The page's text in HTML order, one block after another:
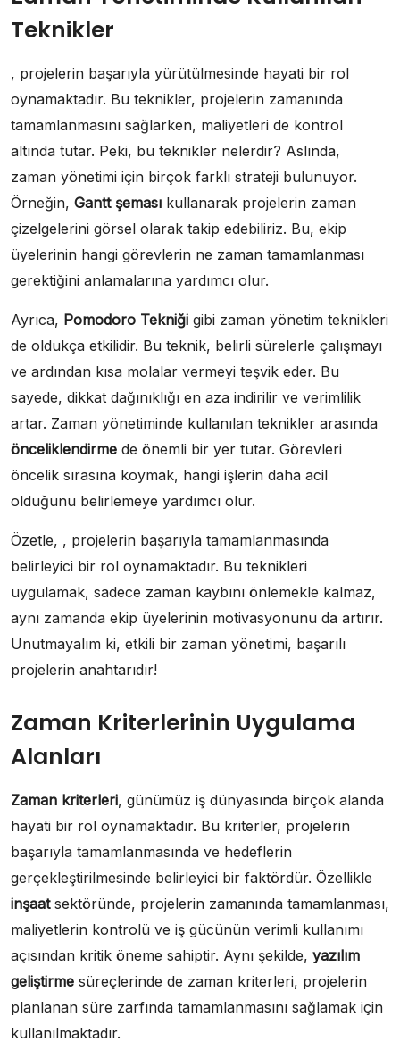
Teknikler
, projelerin başarıyla yürütülmesinde hayati bir rol
oynamaktadır. Bu teknikler, projelerin zamanında
tamamlanmasını sağlarken, maliyetleri de kontrol
altında tutar. Peki, bu teknikler nelerdir? Aslında,
zaman yönetimi için birçok farklı strateji bulunuyor.
Örneğin, Gantt şeması kullanarak projelerin zaman
çizelgelerini görsel olarak takip edebiliriz. Bu, ekip
üyelerinin hangi görevlerin ne zaman tamamlanması
gerektiğini anlamalarına yardımcı olur.
Ayrıca, Pomodoro Tekniği gibi zaman yönetim teknikleri
de oldukça etkilidir. Bu teknik, belirli sürelerle çalışmayı
ve ardından kısa molalar vermeyi teşvik eder. Bu
sayede, dikkat dağınıklığı en aza indirilir ve verimlilik
artar. Zaman yönetiminde kullanılan teknikler arasında
önceliklendirme de önemli bir yer tutar. Görevleri
öncelik sırasına koymak, hangi işlerin daha acil
olduğunu belirlemeye yardımcı olur.
Özetle, , projelerin başarıyla tamamlanmasında
belirleyici bir rol oynamaktadır. Bu teknikleri
uygulamak, sadece zaman kaybını önlemekle kalmaz,
aynı zamanda ekip üyelerinin motivasyonunu da artırır.
Unutmayalım ki, etkili bir zaman yönetimi, başarılı
projelerin anahtarıdır!
Zaman Kriterlerinin Uygulama
Alanları
Zaman kriterleri, günümüz iş dünyasında birçok alanda
hayati bir rol oynamaktadır. Bu kriterler, projelerin
başarıyla tamamlanmasında ve hedeflerin
gerçekleştirilmesinde belirleyici bir faktördür. Özellikle
inşaatsektöründe, projelerin zamanında tamamlanması,
maliyetlerin kontrolü ve iş gücünün verimli kullanımı
açısından kritik öneme sahiptir. Aynı şekilde, yazılım
geliştirme süreçlerinde de zaman kriterleri, projelerin
planlanan süre zarfında tamamlanmasını sağlamak için
kullanılmaktadır.